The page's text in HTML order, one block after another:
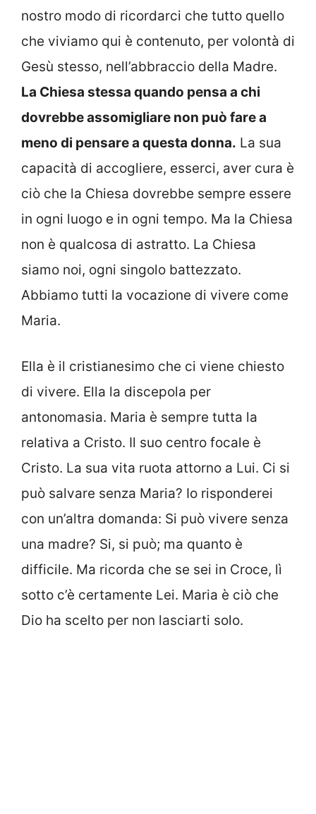
nostro modo di ricordarci che tutto quello
che viviamo qui è contenuto, per volontà di
Gesù stesso, nell’abbraccio della Madre.
La Chiesa stessa quando pensa a chi
dovrebbe assomigliare non può fare a
meno di pensare a questa donna. La sua
capacità di accogliere, esserci, aver cura è
ciò che la Chiesa dovrebbe sempre essere
in ogni luogo e in ogni tempo. Ma la Chiesa
non è qualcosa di astratto. La Chiesa
siamo noi, ogni singolo battezzato.
Abbiamo tutti la vocazione di vivere come
Maria.
Ella è il cristianesimo che ci viene chiesto
di vivere. Ella la discepola per
antonomasia. Maria è sempre tutta la
relativa a Cristo. Il suo centro focale è
Cristo. La sua vita ruota attorno a Lui. Ci si
può salvare senza Maria? Io risponderei
con un’altra domanda: Si può vivere senza
una madre? Si, si può; ma quanto è
difficile. Ma ricorda che se sei in Croce, lì
sotto c’è certamente Lei. Maria è ciò che
Dio ha scelto per non lasciarti solo.